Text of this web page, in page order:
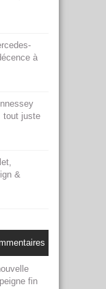
à
tout juste
&
fin